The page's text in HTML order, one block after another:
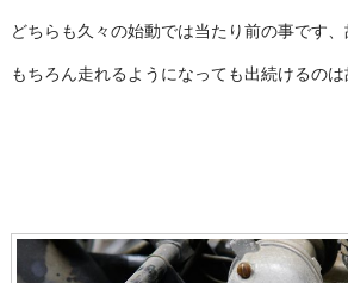
どちらも久々の始動では当たり前の事です
もちろん走れるようになっても出続けるの